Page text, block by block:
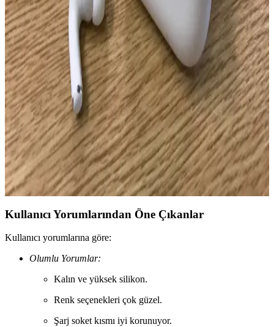
AirPods 1. ve 2. nesil modellerinin tasarım, ses kalitesi, pil ömrü ve
teknolojik özellikler açısından karşılaştırması, kullanıcıların bilinçli
seçim yapmasını sağlar.
AirPods 4 Şarj Problemleri ve Çözüm Yolları:
Kullanıcılar İçin Rehber
AirPods 4'te yaşanan şarj sorunlarının nedenleri ve çözüm yolları,
temizlik, yeniden eşleştirme ve teknik destek detaylarıyla anlatılıyor.
AirPods Orijinalliği ve Güncel Modeller Hakkında
Detaylı Bilgi ve Karşılaştırma
Apple’ın kablosuz kulaklık serisi AirPods’un orijinalliği ve güncel
modelleri hakkında detaylı bilgi, özellikler ve kullanıcı deneyimleri
ile ilgili kapsamlı rehber.
Kullanıcı Yorumlarından Öne Çıkanlar
Kullanıcı yorumlarına göre:
Olumlu Yorumlar:
Kalın ve yüksek silikon.
Renk seçenekleri çok güzel.
Şarj soket kısmı iyi korunuyor.